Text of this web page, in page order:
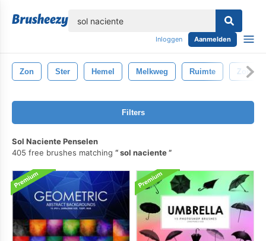
Inloggen Aanmelden
Zon Ster Hemel Melkweg Ruimte Zonne-
Filters
Sol Naciente Penselen
405 free brushes matching
sol naciente